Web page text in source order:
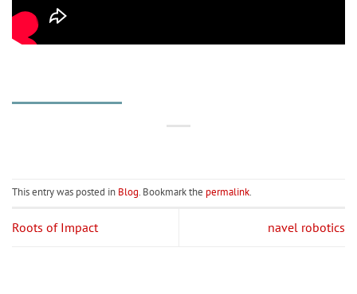
This entry was posted in Blog. Bookmark the permalink.
Roots of Impact navel robotics